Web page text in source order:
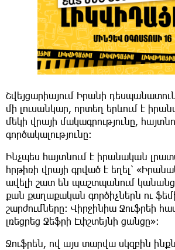
Շվեյցարիայում Իրանի
մի լուսանկար, որտեղ երևում է
մեկի վրայի մակագրությունը,
գործակալությունը։
Ինչպես հայտնում է իրանական
հրթիռի վրայի գրված է եղել՝
ավելի շատ են պաշտպանում կանանց
քան քաղաքական գործիչներն ու
շարժումները։ Վիրջինիա Ջուֆրեի
լռեցրեց Ջեֆրի Էփշտեյնի ցանցը»։
Ջուֆրեն, ով այս տարվա սկզբին